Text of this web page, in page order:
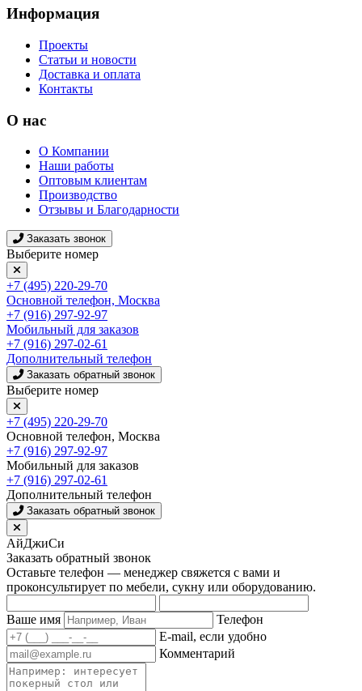
Информация
Проекты
Статьи и новости
Доставка и оплата
Контакты
О нас
О Компании
Наши работы
Оптовым клиентам
Производство
Отзывы и Благодарности
Заказать звонок
Выберите номер
+7 (495) 220-29-70
Основной телефон, Москва
+7 (916) 297-92-97
Мобильный для заказов
+7 (916) 297-02-61
Дополнительный телефон
Заказать обратный звонок
Выберите номер
+7 (495) 220-29-70
Основной телефон, Москва
+7 (916) 297-92-97
Мобильный для заказов
+7 (916) 297-02-61
Дополнительный телефон
Заказать обратный звонок
АйДжиСи
Заказать обратный звонок
Оставьте телефон — менеджер свяжется с вами и
проконсультирует по мебели, сукну или оборудованию.
Ваше имя
Телефон
E-mail, если удобно
Комментарий